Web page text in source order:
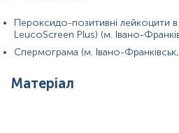
Пероксидо-позитивні лейкоцити в
LeucoScreen Plus) (м. Івано-
Спермограма (м. Івано-
Матеріал